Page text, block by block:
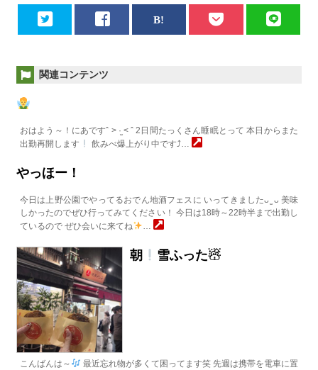
関連コンテンツ
おはよう～！にあですˆ > ·̫ < ˆ 2日間たっくさん睡眠とって 本日からまた
出勤再開します
飲みべ爆上がり中です⤴︎…
やっほー！
今日は上野公園でやってるおでん地酒フェスに いってきましたᴗ ̫ ᴗ 美味
しかったのでぜひ行ってみてください！ 今日は18時～22時半まで出勤し
ているので ぜひ会いに来てね
…
朝 雪ふった☃
こんばんは～
最近忘れ物が多くて困ってます笑 先週は携帯を電車に置